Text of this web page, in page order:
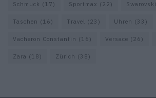
Schmuck (17) Sportmax (22) Swarovski
Taschen (16) Travel (23) Uhren (33)
Vacheron Constantin (16) Versace (26)
Zara (18) Zürich (38)